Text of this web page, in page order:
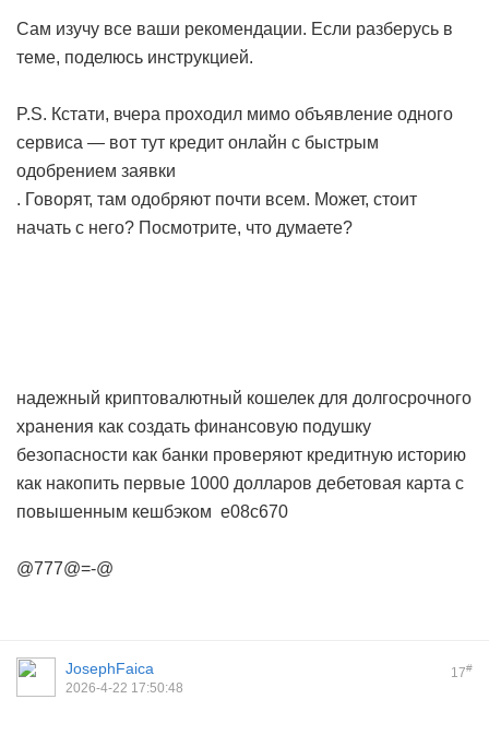
Сам изучу все ваши рекомендации. Если разберусь в
теме, поделюсь инструкцией.
P.S. Кстати, вчера проходил мимо объявление одного
сервиса — вот тут кредит онлайн с быстрым
одобрением заявки
. Говорят, там одобряют почти всем. Может, стоит
начать с него? Посмотрите, что думаете?
надежный криптовалютный кошелек для долгосрочного
хранения как создать финансовую подушку
безопасности как банки проверяют кредитную историю
как накопить первые 1000 долларов дебетовая карта с
повышенным кешбэком e08c670
@777@=-@
17#
JosephFaica
2026-4-22 17:50:48